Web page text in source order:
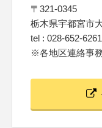
〒321-0345
栃木県宇都宮市
tel : 028-652-6261
※各地区連絡事